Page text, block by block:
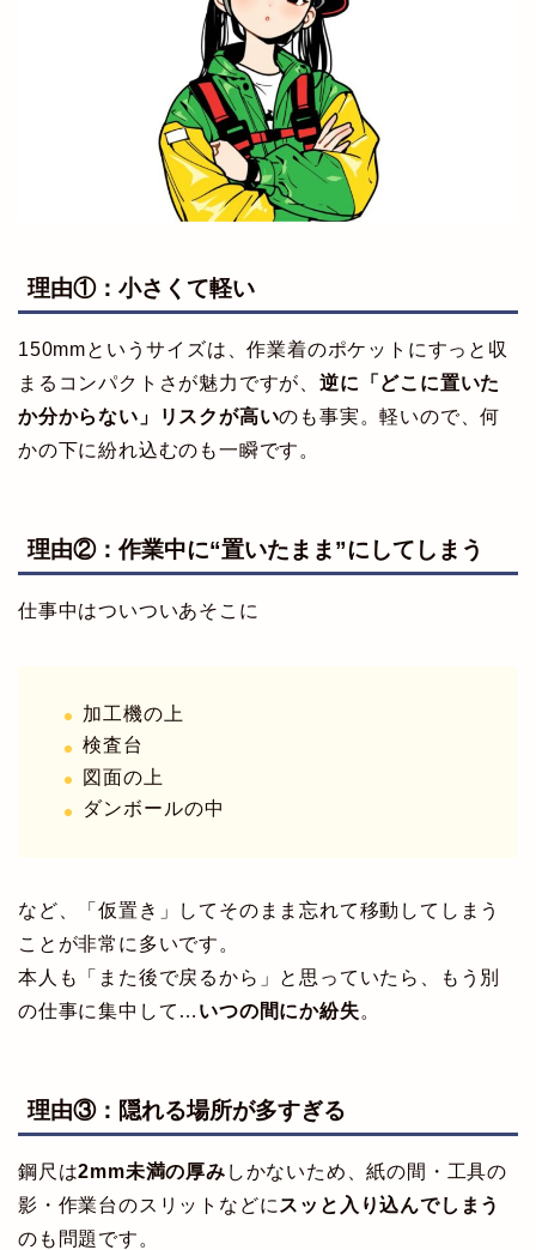
理由①：小さくて軽い
150mmというサイズは、作業着のポケットにすっと収
まるコンパクトさが魅力ですが、 逆に「どこに置いた
か分からない」リスクが高いのも事実。軽いので、何
かの下に紛れ込むのも一瞬です。
理由②：作業中に“置いたまま”にしてしまう
仕事中はついついあそこに
加工機の上
検査台
図面の上
ダンボールの中
など、「仮置き」してそのまま忘れて移動してしまう
ことが非常に多いです。
本人も「また後で戻るから」と思っていたら、もう別
の仕事に集中して… いつの間にか紛失。
理由③：隠れる場所が多すぎる
鋼尺は2mm未満の厚み しかないため、紙の間・工具の
影・作業台のスリットなどに スッと入り込んでしまう
のも問題です。